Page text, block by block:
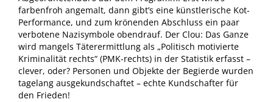
farbenfroh angemalt, dann gibt’s eine künstlerische Kot-
Performance, und zum krönenden Abschluss ein paar
verbotene Nazisymbole obendrauf. Der Clou: Das Ganze
wird mangels Täterermittlung als „Politisch motivierte
Kriminalität rechts“ (PMK-rechts) in der Statistik erfasst –
clever, oder? Personen und Objekte der Begierde wurden
tagelang ausgekundschaftet – echte Kundschafter für
den Frieden!